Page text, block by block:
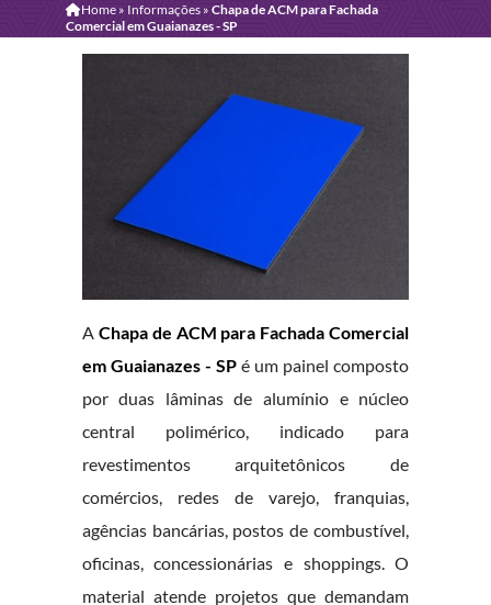
Home» Informações » Chapa de ACM para Fachada
Comercial em Guaianazes - SP
A Chapa de ACM para Fachada Comercial
em Guaianazes - SPé um painel composto
por duas lâminas de alumínio e núcleo
central polimérico, indicado para
revestimentos arquitetônicos de
comércios, redes de varejo, franquias,
agências bancárias, postos de combustível,
oficinas, concessionárias e shoppings. O
material atende projetos que demandam